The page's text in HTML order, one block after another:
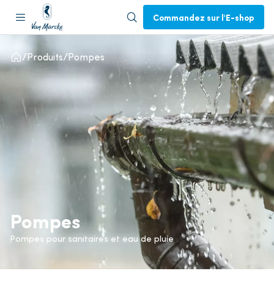
Commandez sur l'E-shop
Produits Pompes
Pompes
Pompes pour sanitaires et eau de pluie